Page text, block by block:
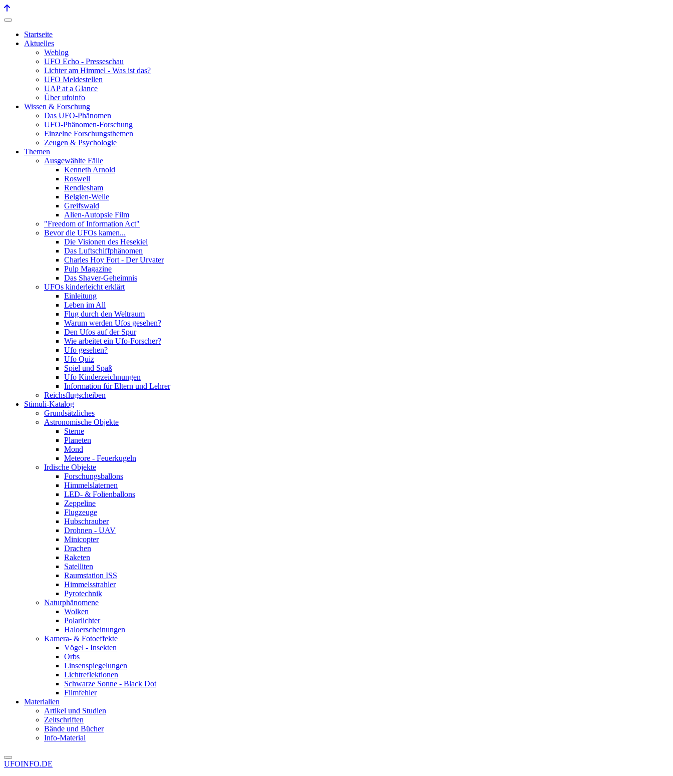
Startseite
Aktuelles
Weblog
UFO Echo - Presseschau
Lichter am Himmel - Was ist das?
UFO Meldestellen
UAP at a Glance
Über ufoinfo
Wissen & Forschung
Das UFO-Phänomen
UFO-Phänomen-Forschung
Einzelne Forschungsthemen
Zeugen & Psychologie
Themen
Ausgewählte Fälle
Kenneth Arnold
Roswell
Rendlesham
Belgien-Welle
Greifswald
Alien-Autopsie Film
"Freedom of Information Act"
Bevor die UFOs kamen...
Die Visionen des Hesekiel
Das Luftschiffphänomen
Charles Hoy Fort - Der Urvater
Pulp Magazine
Das Shaver-Geheimnis
UFOs kinderleicht erklärt
Einleitung
Leben im All
Flug durch den Weltraum
Warum werden Ufos gesehen?
Den Ufos auf der Spur
Wie arbeitet ein Ufo-Forscher?
Ufo gesehen?
Ufo Quiz
Spiel und Spaß
Ufo Kinderzeichnungen
Information für Eltern und Lehrer
Reichsflugscheiben
Stimuli-Katalog
Grundsätzliches
Astronomische Objekte
Sterne
Planeten
Mond
Meteore - Feuerkugeln
Irdische Objekte
Forschungsballons
Himmelslaternen
LED- & Folienballons
Zeppeline
Flugzeuge
Hubschrauber
Drohnen - UAV
Minicopter
Drachen
Raketen
Satelliten
Raumstation ISS
Himmelsstrahler
Pyrotechnik
Naturphänomene
Wolken
Polarlichter
Haloerscheinungen
Kamera- & Fotoeffekte
Vögel - Insekten
Orbs
Linsenspiegelungen
Lichtreflektionen
Schwarze Sonne - Black Dot
Filmfehler
Materialien
Artikel und Studien
Zeitschriften
Bände und Bücher
Info-Material
UFOINFO.DE